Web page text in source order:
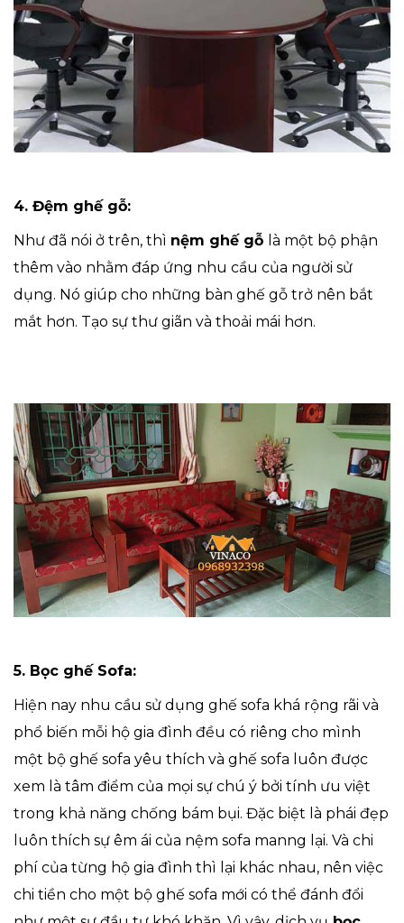
4. Đệm ghế gỗ:
Như đã nói ở trên, thì nệm ghế gỗ là một bộ phận
thêm vào nhằm đáp ứng nhu cầu của người sử
dụng. Nó giúp cho những bàn ghế gỗ trở nên bắt
mắt hơn. Tạo sự thư giãn và thoải mái hơn.
5. Bọc ghế Sofa:
Hiện nay nhu cầu sử dụng ghế sofa khá rộng rãi và
phổ biến mỗi hộ gia đình đều có riêng cho mình
một bộ ghế sofa yêu thích và ghế sofa luôn được
xem là tâm điểm của mọi sự chú ý bởi tính ưu việt
trong khả năng chống bám bụi. Đặc biệt là phái đẹp
luôn thích sự êm ái của nệm sofa manng lại. Và chi
phí của từng hộ gia đình thì lại khác nhau, nên việc
chi tiền cho một bộ ghế sofa mới có thể đánh đổi